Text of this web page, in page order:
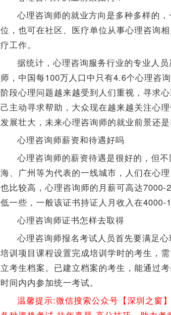
心理咨询师的就业方向是多种多样的
位，也可在社区、医疗单位从事心理咨询
疗工作。
据统计，心理咨询服务行业的专业人
师，中国每100万人口中只有4.6个心理咨
阶段心理问题越来越受到人们重视，寻求
己主动寻求帮助，大众现在越来越关注心
发展壮大，未来心理咨询师的就业前景还是
心理咨询师薪资和待遇好吗
心理咨询师的薪资待遇是很好的，但
海、广州等为代表的一线城市，人们在心
也比较高，心理咨询师的月薪可高达
低一些，一般该证书持证人月收入在4000-
心理咨询师证书怎样去取得
心理咨询师报名考试人员首先要满足
培训项目课程设置完成培训学时的考生，
立考生档案。已建立档案的考生，能通过
时间内内参加统一考试。
温馨提示:微信搜索公众号【深圳之窗